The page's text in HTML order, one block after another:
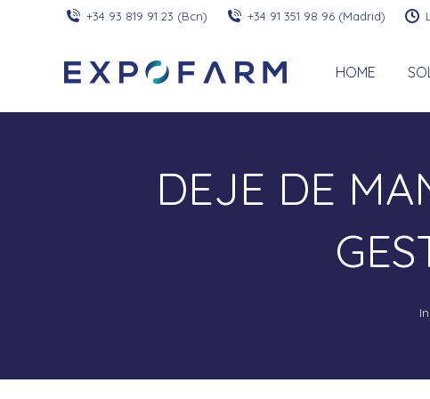
+34 93 819 91 23 (Bcn) +34 91 351 98 96 (Madrid)
HOME
DEJE DE